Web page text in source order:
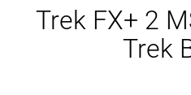
Trek FX+ 2
Trek